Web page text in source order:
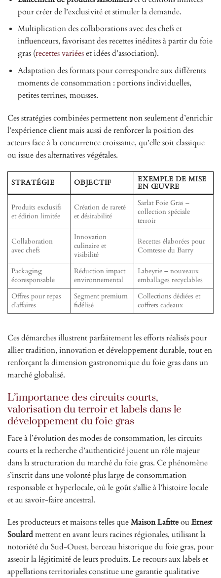
pour créer de l’exclusivité et stimuler la demande.
Multiplication des collaborations avec des chefs et
influenceurs, favorisant des recettes inédites à partir du foie
gras (recettes variéeset idées d’association).
Adaptation des formats pour correspondre aux différents
moments de consommation : portions individuelles,
petites terrines, mousses.
Ces stratégies combinées permettent non seulement d’enrichir
l’expérience client mais aussi de renforcer la position des
acteurs face à la concurrence croissante, qu’elle soit classique
ou issue des alternatives végétales.
STRATÉGIE OBJECTIF EXEMPLE DE MISE
EN ŒUVRE
Produits exclusifs
et édition limitée
Création de rareté
et désirabilité
Sarlat Foie Gras –
collection spéciale
terroir
Collaboration
avec chefs
Innovation
culinaire et
visibilité
Recettes élaborées pour
Comtesse du Barry
Packaging
écoresponsable
Réduction impact
environnemental
Labeyrie – nouveaux
emballages recyclables
Offres pour repas
d’affaires
Segment premium
fidélisé
Collections dédiées et
coffrets cadeaux
Ces démarches illustrent parfaitement les efforts réalisés pour
allier tradition, innovation et développement durable, tout en
renforçant la dimension gastronomique du foie gras dans un
marché globalisé.
L’importance des circuits courts,
valorisation du terroir et labels dans le
développement du foie gras
Face à l’évolution des modes de consommation, les circuits
courts et la recherche d’authenticité jouent un rôle majeur
dans la structuration du marché du foie gras. Ce phénomène
s’inscrit dans une volonté plus large de consommation
responsable et hyperlocale, où le goût s’allie à l’histoire locale
et au savoir-faire ancestral.
Les producteurs et maisons telles queMaison Lafitteou Ernest
Soulardmettent en avant leurs racines régionales, utilisant la
notoriété du Sud-Ouest, berceau historique du foie gras, pour
asseoir la légitimité de leurs produits. Le recours aux labels et
appellations territoriales constitue une garantie qualitative